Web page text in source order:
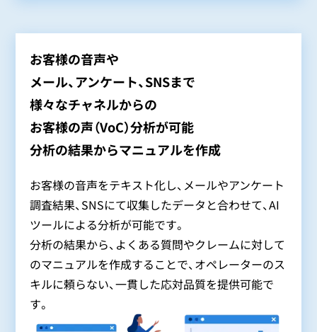
お客様の音声や
メール、アンケート、SNSまで
様々なチャネルからの
お客様の声（VoC）分析が可能
分析の結果からマニュアルを作成
お客様の音声をテキスト化し、メールやアンケート
調査結果、SNSにて収集したデータと合わせて、AI
ツールによる分析が可能です。
分析の結果から、よくある質問やクレームに対して
のマニュアルを作成することで、オペレーターのス
キルに頼らない、一貫した応対品質を提供可能で
す。